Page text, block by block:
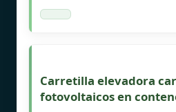
Carretilla elevadora
fotovoltaicos en